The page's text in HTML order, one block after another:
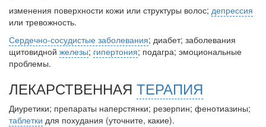
нахождении одного из
бесплатно, в течении всего срока лечения...
изменения поверхности кожи или структуры волос; депрессия
или тревожность.
Сердечно-сосудистые заболевания; диабет; заболевания
щитовидной железы; гипертония; подагра; эмоциональные
проблемы.
ЛЕКАРСТВЕННАЯ ТЕРАПИЯ
Диуретики; препараты наперстянки; резерпин; фенотиазины;
таблетки для похудания (уточните, какие).